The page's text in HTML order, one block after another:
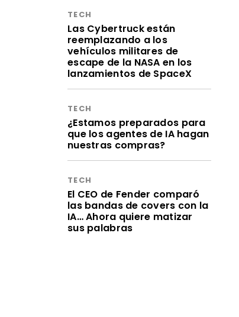
TECH
Las Cybertruck están
reemplazando a los
vehículos militares de
escape de la NASA en los
lanzamientos de SpaceX
TECH
¿Estamos preparados para
que los agentes de IA hagan
nuestras compras?
TECH
El CEO de Fender comparó
las bandas de covers con la
IA… Ahora quiere matizar
sus palabras